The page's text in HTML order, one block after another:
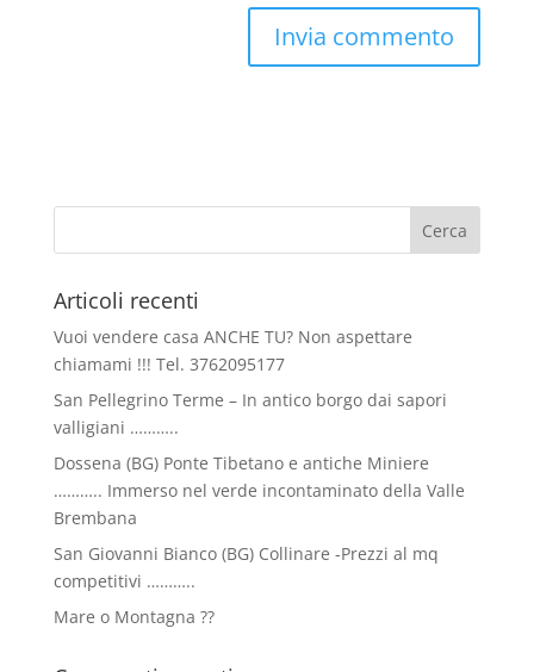
Articoli recenti
Vuoi vendere casa ANCHE TU? Non aspettare
chiamami !!! Tel. 3762095177
San Pellegrino Terme – In antico borgo dai sapori
valligiani ………..
Dossena (BG) Ponte Tibetano e antiche Miniere
……….. Immerso nel verde incontaminato della Valle
Brembana
San Giovanni Bianco (BG) Collinare -Prezzi al mq
competitivi ………..
Mare o Montagna ??